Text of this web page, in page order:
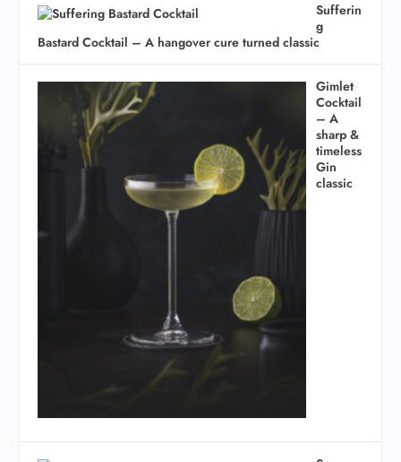
Sufferin
g
Bastard Cocktail – A hangover cure turned classic
Gimlet
Cocktail
– A
sharp &
timeless
Gin
classic